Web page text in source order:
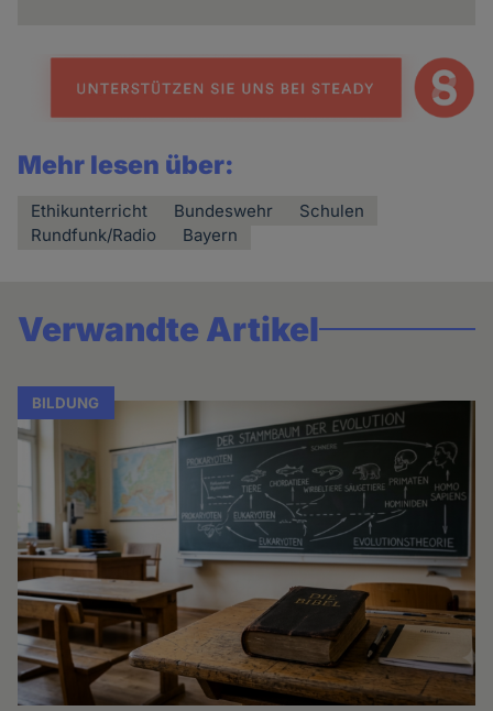
Mehr lesen über:
Ethikunterricht Bundeswehr
Schulen
Rundfunk/Radio
Bayern
Verwandte Artikel
BILDUNG